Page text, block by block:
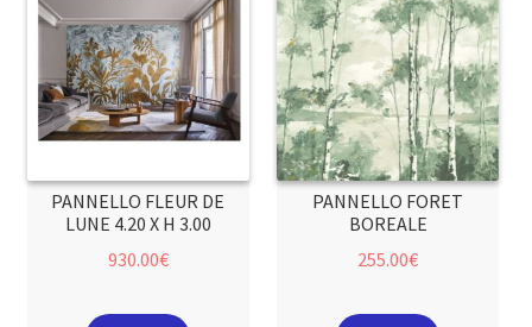
PANNELLO FLEUR DE
LUNE 4.20 X H 3.00
930.00€
PANNELLO FORET
BOREALE
255.00€